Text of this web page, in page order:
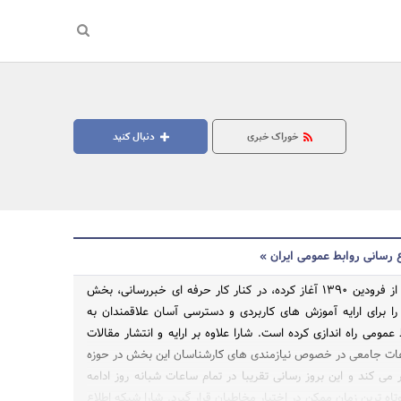
جستجو
دنبال کنید خوراک خبری
رسانی روابط عمومی ایران »
شارا که کار خود را از فرودین 1390 آغاز کرده، در کنار کار حرفه ای خبررسانی، بخش
برای ارایه آموزش های کاربردی و دسترسی آسان علاقمندان به
عمومی راه اندازی کرده است. شارا علاوه بر ارایه و انتشار مقالات
جامعی در خصوص نیازمندی های کارشناسان این بخش در حوزه
کند و این بروز رسانی تقریبا در تمام ساعات شبانه روز ادامه